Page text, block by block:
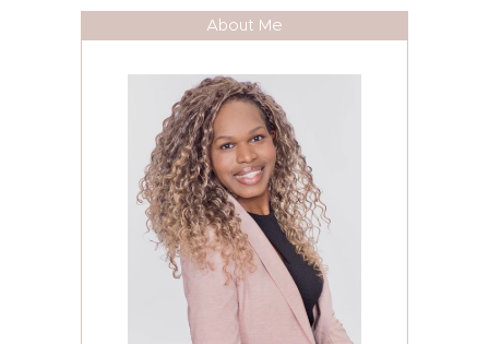
Who I Am
Women’s Empowerment
My Journey
About Me